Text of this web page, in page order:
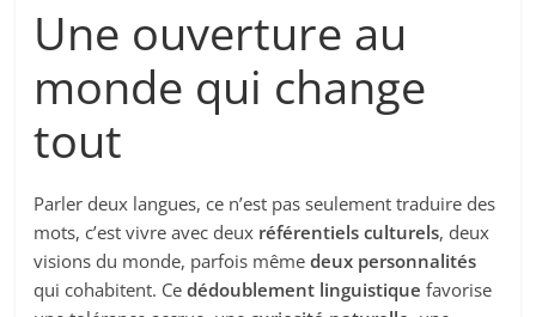
Une ouverture au
monde qui change
tout
Parler deux langues, ce n’est pas seulement traduire des
mots, c’est vivre avec deux référentiels culturels, deux
visions du monde, parfois même deux personnalités
qui cohabitent. Cedédoublement linguistique favorise